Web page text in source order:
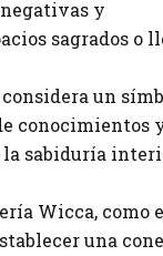
y
sagrados o
un
conocimientos
la sabiduría
Wicca, como
una